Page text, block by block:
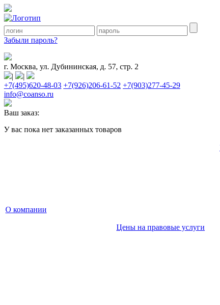
Забыли пароль?
г. Москва, ул. Дубининская, д. 57, стр. 2
|
|
+7(495)620-48-03 +7(926)206-61-52 +7(903)277-45-29
info@coanso.ru
Ваш заказ:
У вас пока нет заказанных товаров
О компании
Цены на правовые услуги